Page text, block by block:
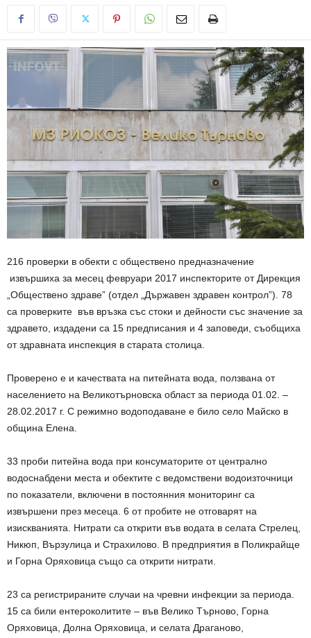
216 проверки в обекти с обществено предназначение
извършиха за месец февруари 2017 инспекторите от Дирекция
„Обществено здраве” (отдел „Държавен здравен контрол”). 78
са проверките във връзка със стоки и дейности със значение за
здравето, издадени са 15 предписания и 4 заповеди, съобщиха
от здравната инспекция в старата столица.
Проверено е и качествата на питейната вода, ползвана от
населението на Великотърновска област за периода 01.02. –
28.02.2017 г. С режимно водоподаване е било село Майско в
община Елена.
33 проби питейна вода при консуматорите от централно
водоснабдени места и обектите с ведомствени водоизточници
по показатели, включени в постоянния мониторинг са
извършени през месеца. 6 от пробите не отговарят на
изискванията. Нитрати са открити във водата в селата Стрелец,
Никюп, Вързулица и Страхилово. В предприятия в Поликрайще
и Горна Оряховица също са открити нитрати.
23 са регистрираните случаи на чревни инфекции за периода.
15 са били ентероколитите – във Велико Търново, Горна
Оряховица, Долна Оряховица, и селата Драганово,